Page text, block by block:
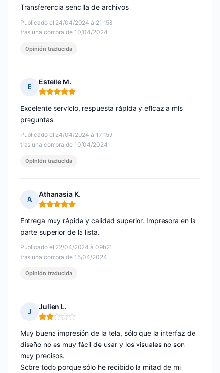
Publicado el 24/04/2024 à 21h58
tras una compra de 10/04/2024
Transferencia sencilla de archivos
Opinión traducida
E
Estelle M.
Nota: 5 de 5
Publicado el 24/04/2024 à 17h59
tras una compra de 10/04/2024
Excelente servicio, respuesta rápida y eficaz a mis
preguntas
Opinión traducida
A
Athanasia K.
Nota: 5 de 5
Publicado el 22/04/2024 à 09h21
tras una compra de 15/04/2024
Entrega muy rápida y calidad superior. Impresora en la
parte superior de la lista.
Opinión traducida
J
Julien L.
Nota: 2 de 5
Muy buena impresión de la tela, sólo que la interfaz de
diseño no es muy fácil de usar y los visuales no son
muy precisos.
Sobre todo porque sólo he recibido la mitad de mi